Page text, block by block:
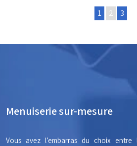
1 2 3
Menuiserie sur-mesure
Vous avez l’embarras du choix entre